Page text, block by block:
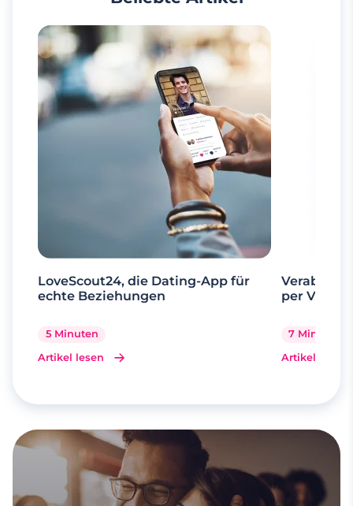
LoveScout24, die Dating-App für
echte Beziehungen
5 Minuten
Artikel lesen
per
7 Minuten
Artikel lesen